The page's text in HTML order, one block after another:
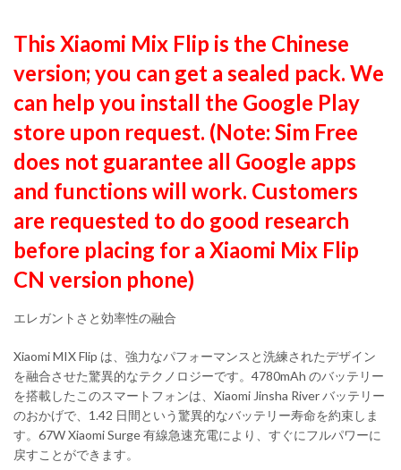
This Xiaomi Mix Flip is the Chinese
version; you can get a sealed pack. We
can help you install the Google Play
store upon request. (Note: Sim Free
does not guarantee all Google apps
and functions will work. Customers
are requested to do good research
before placing for a Xiaomi Mix Flip
CN version phone)
エレガントさと効率性の融合
Xiaomi MIX Flip は、強力なパフォーマンスと洗練されたデザイン
を融合させた驚異的なテクノロジーです。4780mAh のバッテリー
を搭載したこのスマートフォンは、Xiaomi Jinsha River バッテリー
のおかげで、1.42 日間という驚異的なバッテリー寿命を約束しま
す。67W Xiaomi Surge 有線急速充電により、すぐにフルパワーに
戻すことができます。